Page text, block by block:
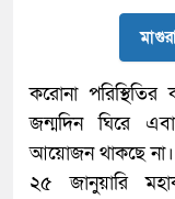
করোনা
জন্মদিন ঘিরে
আয়োজন থাকছে না।
২৫ জানুয়ারি